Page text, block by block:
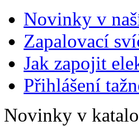
Novinky v
Zapalovací
Jak zapojit
Přihlášení
Novinky v